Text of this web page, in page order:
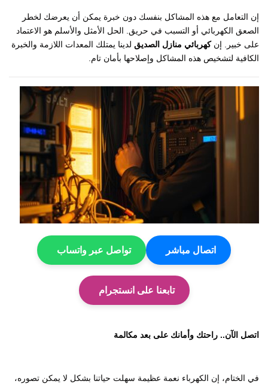
إن التعامل مع هذه المشاكل بنفسك دون خبرة يمكن أن يعرضك لخطر
الصعق الكهربائي أو التسبب في حريق. الحل الأمثل والأسلم هو الاعتماد
على خبير. إنكهربائي منازل الصديق لدينا يمتلك المعدات اللازمة والخبرة
الكافية لتشخيص هذه المشاكل وإصلاحها بأمان تام.
اتصال مباشر تواصل عبر واتساب
تابعنا على انستجرام
اتصل الآن.. راحتك وأمانك على بعد مكالمة
في الختام، إن الكهرباء نعمة عظيمة سهلت حياتنا بشكل لا يمكن تصوره،